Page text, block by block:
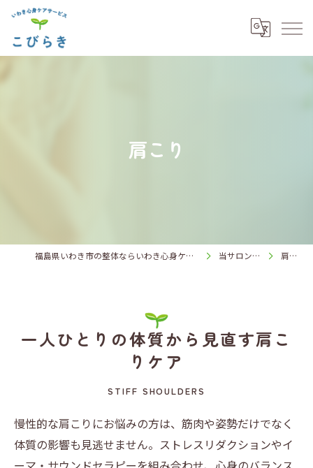
肩こり
福島県いわき市の整体ならいわき心身ケアサービス こびらき 当サロンの特徴 肩こり
一人ひとりの体質から見直す肩こ
りケア
STIFF SHOULDERS
慢性的な肩こりにお悩みの方は、筋肉や姿勢だけでなく
体質の影響も見逃せません。ストレスリダクションやイ